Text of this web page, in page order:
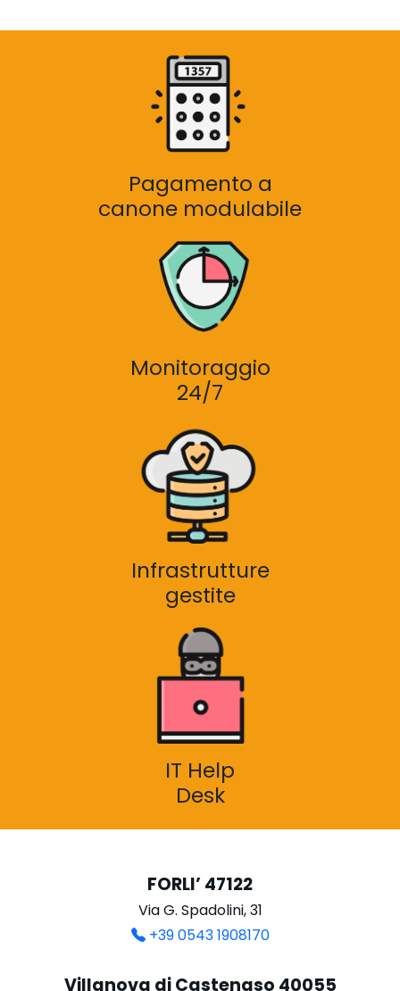
Pagamento a
canone modulabile
Monitoraggio
24/7
Infrastrutture
gestite
IT Help
Desk
FORLI’ 47122
Via G. Spadolini, 31
+39 0543 1908170
Villanova di Castenaso 40055